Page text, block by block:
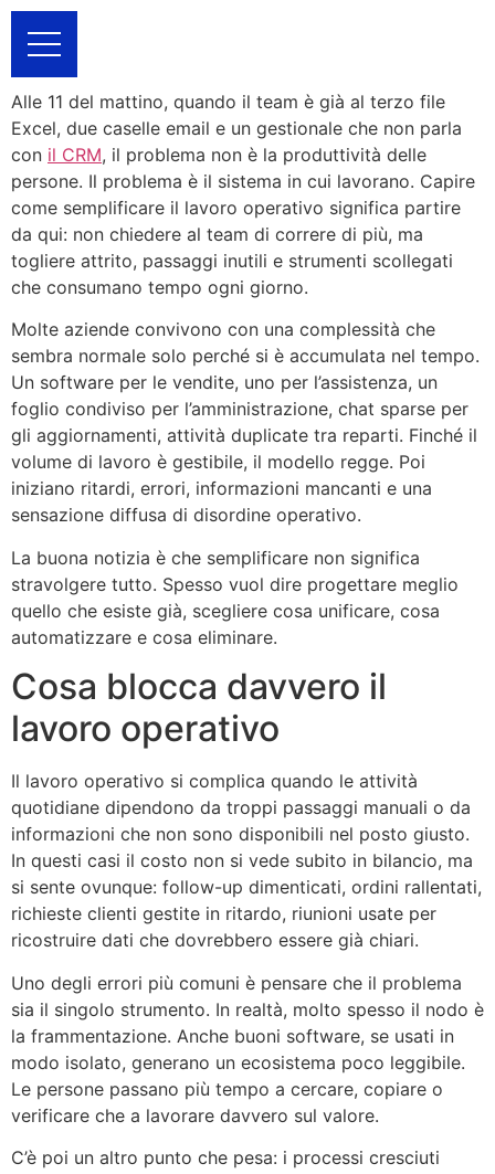
Alle 11 del mattino, quando il team è già al terzo file
Excel, due caselle email e un gestionale che non parla
con il CRM, il problema non è la produttività delle
persone. Il problema è il sistema in cui lavorano. Capire
come semplificare il lavoro operativo significa partire
da qui: non chiedere al team di correre di più, ma
togliere attrito, passaggi inutili e strumenti scollegati
che consumano tempo ogni giorno.
Molte aziende convivono con una complessità che
sembra normale solo perché si è accumulata nel tempo.
Un software per le vendite, uno per l’assistenza, un
foglio condiviso per l’amministrazione, chat sparse per
gli aggiornamenti, attività duplicate tra reparti. Finché il
volume di lavoro è gestibile, il modello regge. Poi
iniziano ritardi, errori, informazioni mancanti e una
sensazione diffusa di disordine operativo.
La buona notizia è che semplificare non significa
stravolgere tutto. Spesso vuol dire progettare meglio
quello che esiste già, scegliere cosa unificare, cosa
automatizzare e cosa eliminare.
Cosa blocca davvero il
lavoro operativo
Il lavoro operativo si complica quando le attività
quotidiane dipendono da troppi passaggi manuali o da
informazioni che non sono disponibili nel posto giusto.
In questi casi il costo non si vede subito in bilancio, ma
si sente ovunque: follow-up dimenticati, ordini rallentati,
richieste clienti gestite in ritardo, riunioni usate per
ricostruire dati che dovrebbero essere già chiari.
Uno degli errori più comuni è pensare che il problema
sia il singolo strumento. In realtà, molto spesso il nodo è
la frammentazione. Anche buoni software, se usati in
modo isolato, generano un ecosistema poco leggibile.
Le persone passano più tempo a cercare, copiare o
verificare che a lavorare davvero sul valore.
C’è poi un altro punto che pesa: i processi cresciuti